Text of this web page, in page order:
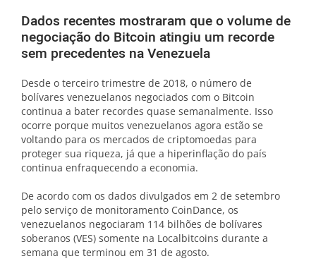
Dados recentes mostraram que o volume de
negociação do Bitcoin atingiu um recorde
sem precedentes na Venezuela
Desde o terceiro trimestre de 2018, o número de
bolívares venezuelanos negociados com o Bitcoin
continua a bater recordes quase semanalmente. Isso
ocorre porque muitos venezuelanos agora estão se
voltando para os mercados de criptomoedas para
proteger sua riqueza, já que a hiperinflação do país
continua enfraquecendo a economia.
De acordo com os dados divulgados em 2 de setembro
pelo serviço de monitoramento CoinDance, os
venezuelanos negociaram 114 bilhões de bolívares
soberanos (VES) somente na Localbitcoins durante a
semana que terminou em 31 de agosto.